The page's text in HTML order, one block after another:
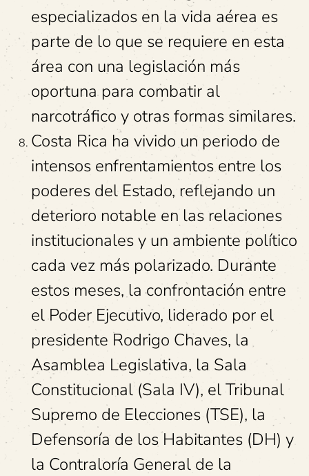
especializados en la vida aérea es
parte de lo que se requiere en esta
área con una legislación más
oportuna para combatir al
narcotráfico y otras formas similares.
Costa Rica ha vivido un periodo de
intensos enfrentamientos entre los
poderes del Estado, reflejando un
deterioro notable en las relaciones
institucionales y un ambiente político
cada vez más polarizado. Durante
estos meses, la confrontación entre
el Poder Ejecutivo, liderado por el
presidente Rodrigo Chaves, la
Asamblea Legislativa, la Sala
Constitucional (Sala IV), el Tribunal
Supremo de Elecciones (TSE), la
Defensoría de los Habitantes (DH) y
la Contraloría General de la